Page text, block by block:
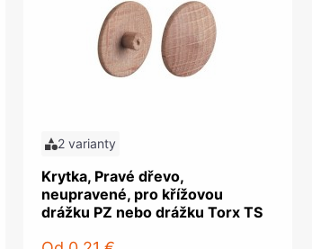
2 varianty
Krytka, Pravé dřevo,
neupravené, pro křížovou
drážku PZ nebo drážku Torx TS